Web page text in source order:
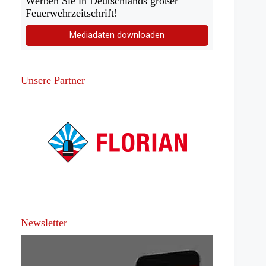
Feuerwehrzeitschrift!
Mediadaten downloaden
Unsere Partner
Newsletter